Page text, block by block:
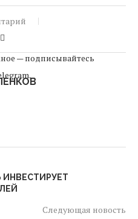
— подписывайтесь
ИНВЕСТИРУЕТ
Следующая новость